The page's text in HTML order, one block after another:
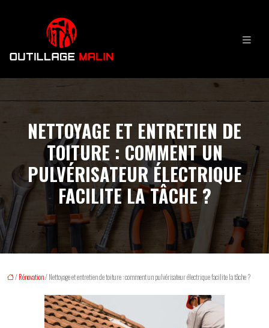
NETTOYAGE ET ENTRETIEN DE
TOITURE : COMMENT UN
PULVÉRISATEUR ÉLECTRIQUE
FACILITE LA TÂCHE ?
/Rénovation/ Nettoyage et entretien de toiture : comment un pulvérisateur électrique facilite la tâche ?